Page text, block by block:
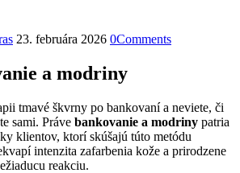
23. februára 2026 0Comments
a modriny
tmavé škvrny po bankovaní a neviete, či
sami. Práve bankovanie a modriny patria
klientov, ktorí skúšajú túto metódu
intenzita zafarbenia kože a prirodzene
reakciu.